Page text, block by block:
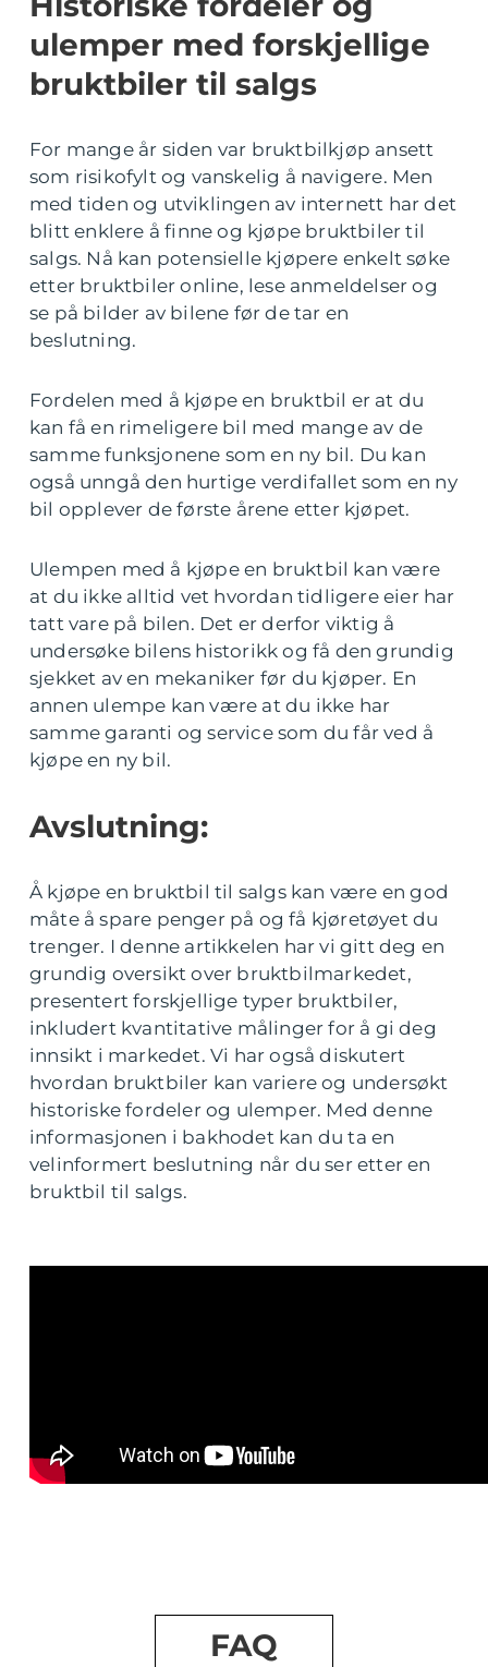
ulemper med forskjellige
bruktbiler til salgs
For mange år siden var bruktbilkjøp ansett
som risikofylt og vanskelig å navigere. Men
med tiden og utviklingen av internett har det
blitt enklere å finne og kjøpe bruktbiler til
salgs. Nå kan potensielle kjøpere enkelt søke
etter bruktbiler online, lese anmeldelser og
se på bilder av bilene før de tar en
beslutning.
Fordelen med å kjøpe en bruktbil er at du
kan få en rimeligere bil med mange av de
samme funksjonene som en ny bil. Du kan
også unngå den hurtige verdifallet som en ny
bil opplever de første årene etter kjøpet.
Ulempen med å kjøpe en bruktbil kan være
at du ikke alltid vet hvordan tidligere eier har
tatt vare på bilen. Det er derfor viktig å
undersøke bilens historikk og få den grundig
sjekket av en mekaniker før du kjøper. En
annen ulempe kan være at du ikke har
samme garanti og service som du får ved å
kjøpe en ny bil.
Avslutning:
Å kjøpe en bruktbil til salgs kan være en god
måte å spare penger på og få kjøretøyet du
trenger. I denne artikkelen har vi gitt deg en
grundig oversikt over bruktbilmarkedet,
presentert forskjellige typer bruktbiler,
inkludert kvantitative målinger for å gi deg
innsikt i markedet. Vi har også diskutert
hvordan bruktbiler kan variere og undersøkt
historiske fordeler og ulemper. Med denne
informasjonen i bakhodet kan du ta en
velinformert beslutning når du ser etter en
bruktbil til salgs.
FAQ